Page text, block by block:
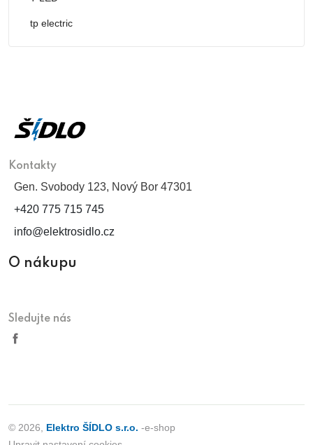
tp electric
Kontakty
Gen. Svobody 123, Nový Bor 47301
+420 775 715 745
info@elektrosidlo.cz
O nákupu
Sledujte nás
© 2026, Elektro ŠÍDLO s.r.o. -e-shop